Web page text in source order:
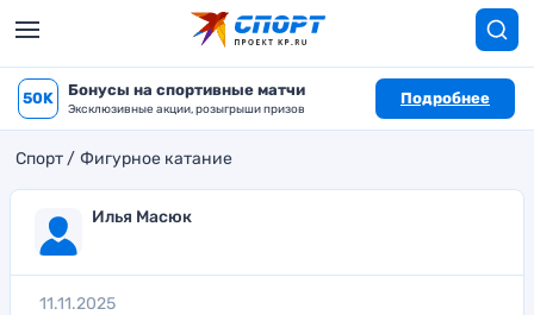
50K Бонусы на спортивные матчи
Эксклюзивные акции, розыгрыши призов
Подробнее
Спорт Фигурное катание
Илья Масюк
11.11.2025